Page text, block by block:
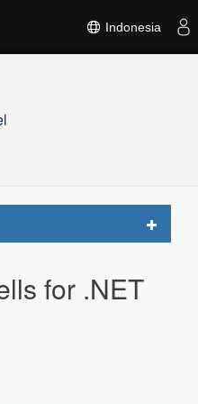
Indonesia
Toggle
for .NET